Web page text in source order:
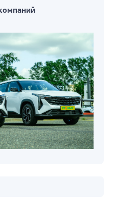
к порядку?